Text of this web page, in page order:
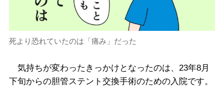
死より恐れていたのは「痛み」だった
気持ちが変わったきっかけとなったのは、23年8月
下旬からの胆管ステント交換手術のための入院です。